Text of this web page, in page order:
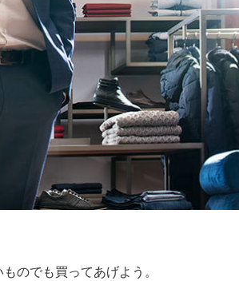
のでも買ってあげよう。